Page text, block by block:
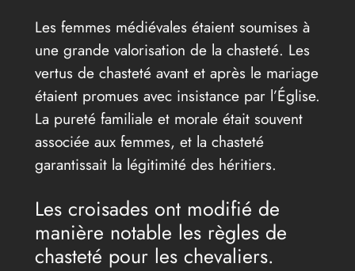
Les femmes médiévales étaient soumises à
une grande valorisation de la chasteté. Les
vertus de chasteté avant et après le mariage
étaient promues avec insistance par l’Église.
La pureté familiale et morale était souvent
associée aux femmes, et la chasteté
garantissait la légitimité des héritiers.
Les croisades ont modifié de
manière notable les règles de
chasteté pour les chevaliers.